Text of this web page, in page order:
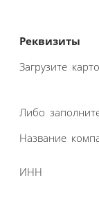
Реквизиты
Загрузите
Либо
Название
ИНН